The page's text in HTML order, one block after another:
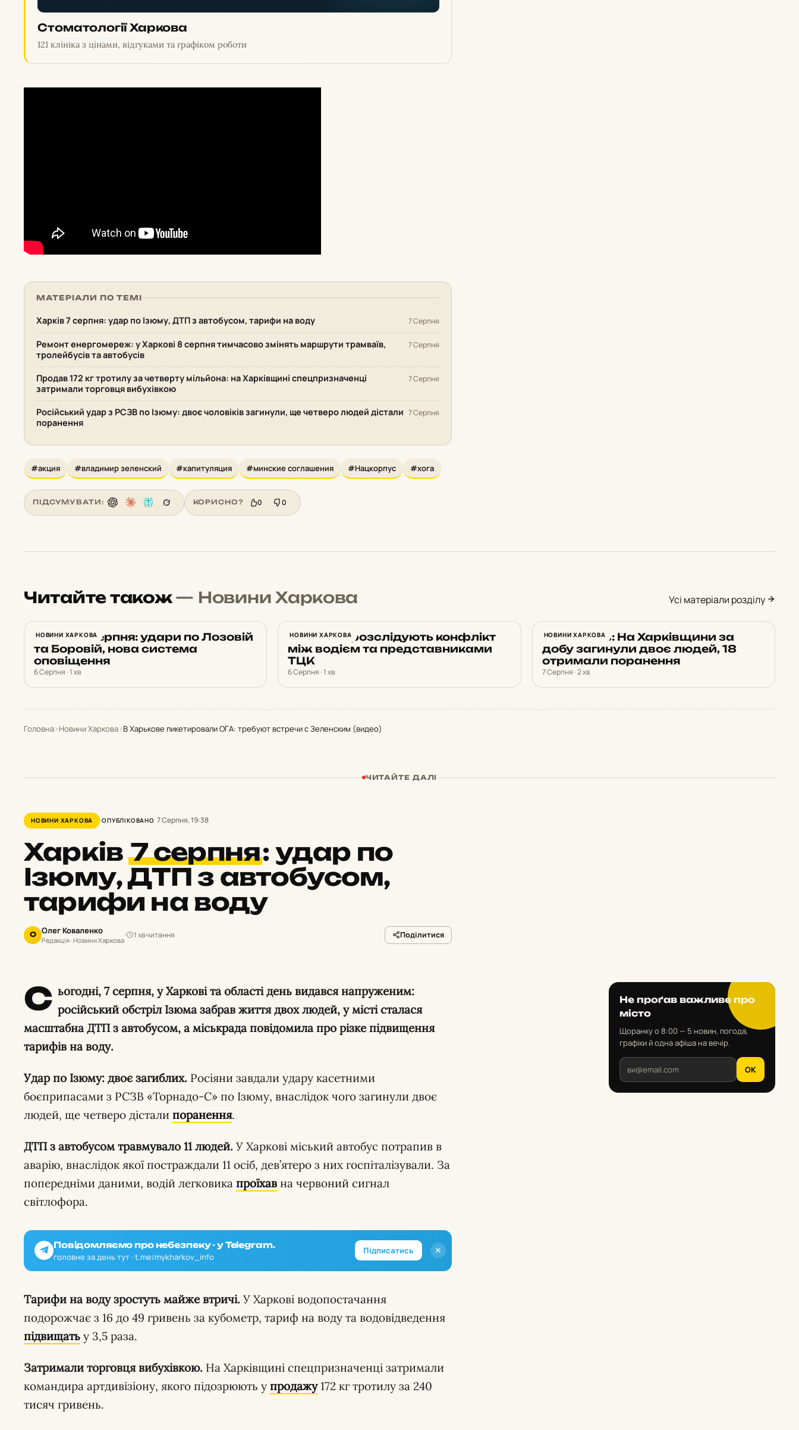
Стоматології Харкова
121 клініка з цінами, відгуками та графіком роботи
МАТЕРІАЛИ ПО ТЕМІ
Харків 7 серпня: удар по Ізюму, ДТП з автобусом, тарифи на воду 7 Серпня
Ремонт енергомереж: у Харкові 8 серпня тимчасово змінять маршрути трамваїв,
тролейбусів та автобусів
7 Серпня
Продав 172 кг тротилу за четверту мільйона: на Харківщині спецпризначенці
затримали торговця вибухівкою
7 Серпня
Російський удар з РСЗВ по Ізюму: двоє чоловіків загинули, ще четверо людей дістали
поранення
7 Серпня
#акция #владимир зеленский #капитуляция #минские соглашения #Нацкорпус #хога
ПІДСУМУВАТИ: КОРИСНО? 0 0
Читайте також— Новини Харкова Усі матеріали розділу
НОВИНИ ХАРКОВА
Харків 6 серпня: удари по Лозовій
та Боровій, нова система
оповіщення
6 Серпня · 1 хв
НОВИНИ ХАРКОВА
У Харкові розслідують конфлікт
між водієм та представниками
ТЦК
6 Серпня · 1 хв
НОВИНИ ХАРКОВА
Синєгубов: На Харківщини за
добу загинули двоє людей, 18
отримали поранення
7 Серпня · 2 хв
Головна›Новини Харкова›В Харькове пикетировали ОГА: требуют встречи с Зеленским (видео)
ЧИТАЙТЕ ДАЛІ
НОВИНИ ХАРКОВА ОПУБЛІКОВАНО 7 Серпня, 19:38
Харків7 серпня: удар по
Ізюму, ДТП з автобусом,
тарифи на воду
О Олег Коваленко
Редакція · Новини Харкова
1 хв читання Поділитися
С ьогодні, 7 серпня, у Харкові та області день видався напруженим:
російський обстріл Ізюма забрав життя двох людей, у місті сталася
масштабна ДТП з автобусом, а міськрада повідомила про різке підвищення
тарифів на воду.
Удар по Ізюму: двоє загиблих. Росіяни завдали удару касетними
боєприпасами з РСЗВ «Торнадо-С» по Ізюму, внаслідок чого загинули двоє
людей, ще четверо дістали поранення.
ДТП з автобусом травмувало 11 людей. У Харкові міський автобус потрапив в
аварію, внаслідок якої постраждали 11 осіб, дев’ятеро з них госпіталізували. За
попередніми даними, водій легковика проїхав на червоний сигнал
світлофора.
✕
Повідомляємо про небезпеку - у Telegram.
головне за день тут · t.me/mykharkov_info
Підписатись
Тарифи на воду зростуть майже втричі. У Харкові водопостачання
подорожчає з 16 до 49 гривень за кубометр, тариф на воду та водовідведення
підвищать у 3,5 раза.
Затримали торговця вибухівкою. На Харківщині спецпризначенці затримали
командира артдивізіону, якого підозрюють у продажу172 кг тротилу за 240
тисяч гривень.
Не проґав важливе про
місто
Щоранку о 8:00 — 5 новин, погода,
графіки й одна афіша на вечір.
OK